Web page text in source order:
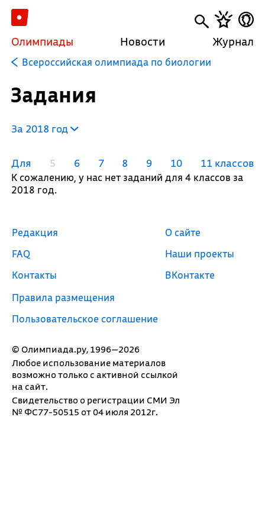
Олимпиады Новости Журнал
Всероссийская олимпиада по биологии
Задания
За 2018 год
Для 5 6 7 8 9 10 11 классов
К сожалению, у нас нет заданий для 4 классов за
2018 год.
© Олимпиада.ру, 1996—2026
Любое использование материалов
возможно только с активной ссылкой
на сайт.
Свидетельство о регистрации СМИ Эл
№ ФС77-50515 от 04 июля 2012г.
Редакция
FAQ
Контакты
Правила размещения
Пользовательское соглашение
О сайте
Наши проекты
ВКонтакте